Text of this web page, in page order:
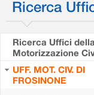
Ricerca
Ricerca Uffici della
Motorizzazione
UFF. MOT. CIV. DI
FROSINONE